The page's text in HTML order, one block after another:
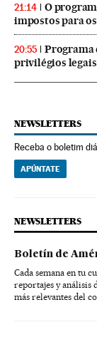
21:14
O
impostos para
20:55
Programa
privilégios
NEWSLETTERS
Receba o boletim
APÚNTATE
NEWSLETTERS
Boletín de
Cada semana en tu
reportajes y análisis
más relevantes del